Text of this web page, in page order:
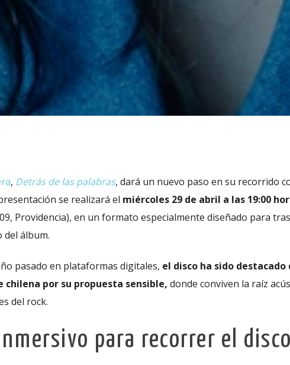
, Detrás de las palabras, dará un nuevo paso en su recorrido
se realizará el miércoles 29 de abril a las 19:00
Providencia), en un formato especialmente diseñado para
álbum.
pasado en plataformas digitales, el disco ha sido
chilena por su propuesta sensible, donde conviven la raíz
del rock.
para recorrer el disco